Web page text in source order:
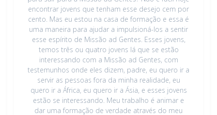
encontrar jovens que tenham esse desejo cem por
cento. Mas eu estou na casa de formação e essa é
uma maneira para ajudar a impulsioná-los a sentir
esse espírito de Missão ad Gentes. Esses jovens,
temos três ou quatro jovens lá que se estão
interessando com a Missão ad Gentes, com
testemunhos onde eles dizem, padre, eu quero ir a
servir as pessoas fora da minha realidade, eu
quero ir a África, eu quero ir a Ásia, e esses jovens
estão se interessando. Meu trabalho é animar e
dar uma formação de verdade através do meu